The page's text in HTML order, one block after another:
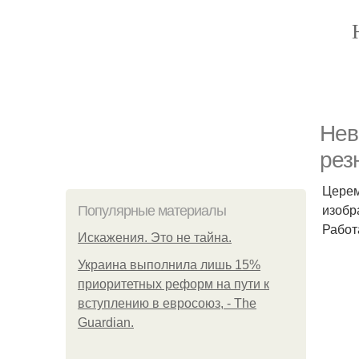
Популярные материалы
Искажения. Это не тайна.
Украина выполнила лишь 15%
приоритетных реформ на пути к
вступлению в евросоюз, - The
Guardian.